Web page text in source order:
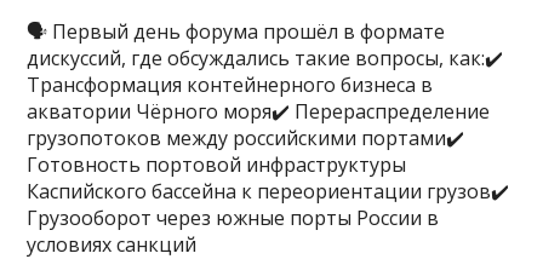
🗣 Первый день форума прошёл в формате
дискуссий, где обсуждались такие вопросы, как:✔️
Трансформация контейнерного бизнеса в
акватории Чёрного моря✔️ Перераспределение
грузопотоков между российскими портами✔️
Готовность портовой инфраструктуры
Каспийского бассейна к переориентации грузов✔️
Грузооборот через южные порты России в
условиях санкций